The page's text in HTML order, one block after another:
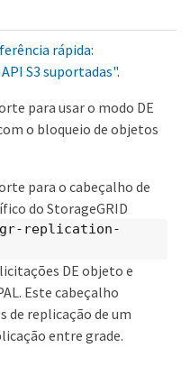
rápida:
S3 suportadas".
para usar o modo DE
o bloqueio de objetos
para o cabeçalho de
do StorageGRID
replication-
DE objeto e
Este cabeçalho
de replicação de um
entre grade.